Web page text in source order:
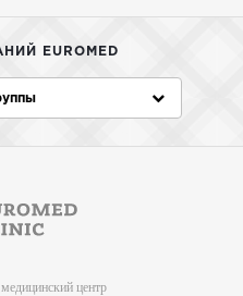
EUROMED
центр